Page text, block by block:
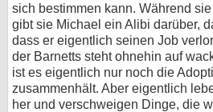
sich bestimmen kann. Während
gibt sie Michael ein Alibi darüber,
dass er eigentlich seinen Job
der Barnetts steht ohnehin auf
ist es eigentlich nur noch die
zusammenhält. Aber eigentlich
her und verschweigen Dinge, die